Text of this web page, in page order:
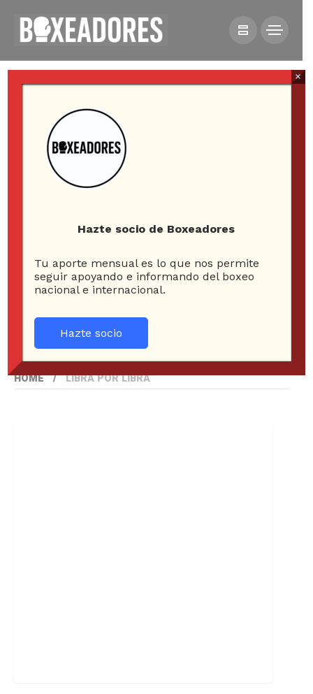
2
HOME LIBRA POR LIBRA
Hazte socio de Boxeadores
Tu aporte mensual es lo que nos permite
seguir apoyando e informando del boxeo
nacional e internacional.
Hazte socio
×